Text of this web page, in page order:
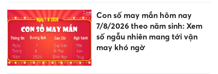
Con số may mắn hôm nay
7/8/2026 theo năm sinh: Xem
số ngẫu nhiên mang tới vận
may khó ngờ